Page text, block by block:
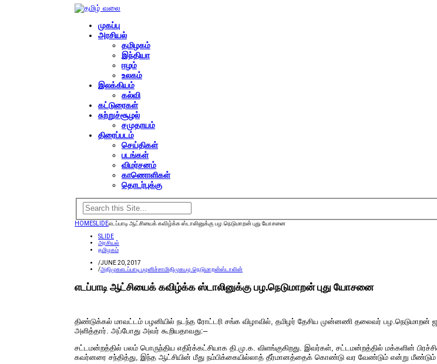
முகப்பு
அரசியல்
தமிழகம்
இந்தியா
ஈழம்
உலகம்
இலக்கியம்
கல்வி
கட்டுரைகள்
சுற்றுச்சூழல்
சமுதாயம்
திரைப்படம்
செய்திகள்
படங்கள்
விமர்சனம்
காணொளிகள்
தொடர்புக்கு
HOMESLIDEஎடப்பாடி ஆட்சியைக் கவிழ்க்க ஸ்டாலினுக்கு பழ.நெடுமாறன் புது யோசனை
SLIDE
அரசியல்
தமிழகம்
/JUNE 20, 2017
/அதிமுகஎடப்பாடி பழனிச்சாமிதிமுகபழ.நெடுமாறன்ஸ்டாலின்
எடப்பாடி ஆட்சியைக் கவிழ்க்க ஸ்டாலினுக்கு பழ.நெடுமாறன் புது யோசனை
திண்டுக்கல் மாவட்டம் பழனியில் நடந்த ரோட்டரி சங்க விழாவில், தமிழர் தேசிய முன்னணி தலைவர்
அளித்தார். அப்போது அவர் கூறியதாவது:–
சட்டமன்றத்தில் பலம் பொருந்திய எதிர்க்கட்சியாக தி.மு.க. விளங்குகிறது. இவர்கள், சட்டமன்றத்தில் மக்களின்
கவர்னரை சந்தித்து, இந்த ஆட்சியின் மீது நம்பிக்கையில்லாத் தீர்மானத்தைக் கொண்டு வர வேண்டும் என்று